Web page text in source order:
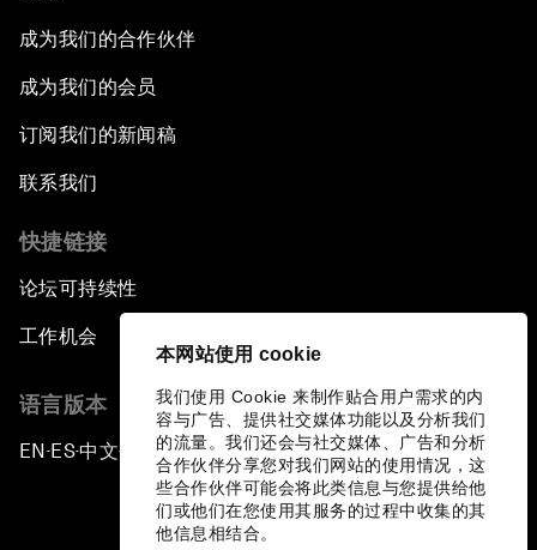
本网站使用 cookie
我们使用 Cookie 来制作贴合用户需求的内
容与广告、提供社交媒体功能以及分析我们
的流量。我们还会与社交媒体、广告和分析
合作伙伴分享您对我们网站的使用情况，这
些合作伙伴可能会将此类信息与您提供给他
们或他们在您使用其服务的过程中收集的其
他信息相结合。
成为我们的合作伙伴
成为我们的会员
订阅我们的新闻稿
联系我们
快捷链接
论坛可持续性
工作机会
语言版本
EN ▪ES▪中文▪ 日本語